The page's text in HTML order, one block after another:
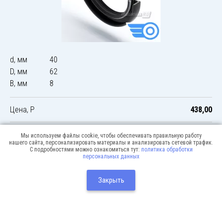
d, мм
40
D, мм
62
B, мм
8
Цена, Р 438,00
Мы используем файлы cookie, чтобы обеспечивать правильную работу
нашего сайта, персонализировать материалы и анализировать сетевой трафик.
С подробностями можно ознакомиться тут: политика обработки
персональных данных
Закрыть